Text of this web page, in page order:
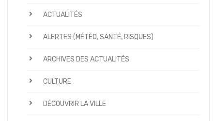
ACTUALITÉS
ALERTES (MÉTÉO, SANTÉ, RISQUES)
ARCHIVES DES ACTUALITÉS
CULTURE
DÉCOUVRIR LA VILLE